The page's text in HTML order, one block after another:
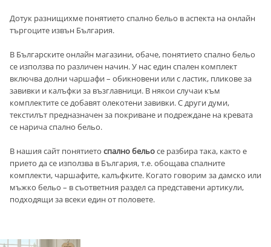
Дотук разнищихме понятието спално бельо в аспекта на онлайн
търгоците извън България.
В Българските онлайн магазини, обаче, понятието спално бельо
се използва по различен начин. У нас един спален комплект
включва долни чаршафи – обикновени или с ластик, пликове за
завивки и калъфки за възглавници. В някои случаи към
комплектите се добавят олекотени завивки. С други думи,
текстилът предназначен за покриване и подреждане на кревата
се нарича спално бельо.
В нашия сайт понятието спално бельосе разбира така, както е
прието да се използва в България, т.е. обощава спалните
комплекти, чаршафите, калъфките. Когато говорим за дамско или
мъжко бельо – в съответния раздел са представени артикули,
подходящи за всеки един от половете.